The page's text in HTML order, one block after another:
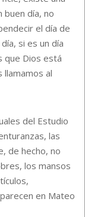
buen día, no
el día de
si es un día
que Dios está
llamamos al
del Estudio
las
de hecho, no
los mansos
en Mateo